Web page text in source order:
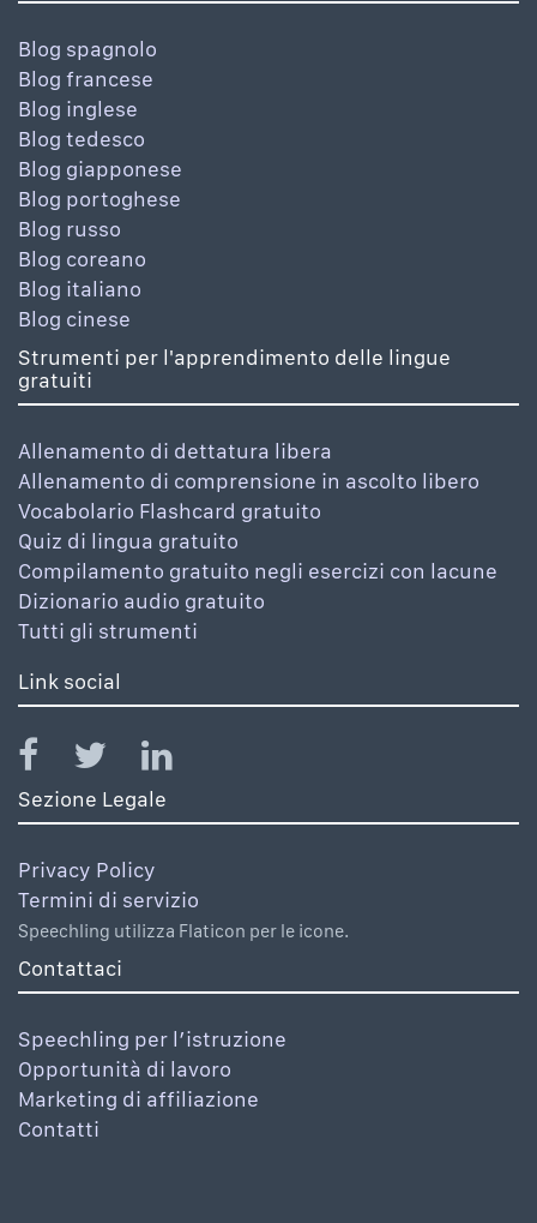
Blog spagnolo
Blog francese
Blog inglese
Blog tedesco
Blog giapponese
Blog portoghese
Blog russo
Blog coreano
Blog italiano
Blog cinese
Strumenti per l'apprendimento delle lingue
gratuiti
Allenamento di dettatura libera
Allenamento di comprensione in ascolto libero
Vocabolario Flashcard gratuito
Quiz di lingua gratuito
Compilamento gratuito negli esercizi con lacune
Dizionario audio gratuito
Tutti gli strumenti
Link social
Sezione Legale
Privacy Policy
Termini di servizio
Speechling utilizza Flaticon per le icone.
Contattaci
Speechling per l’istruzione
Opportunità di lavoro
Marketing di affiliazione
Contatti